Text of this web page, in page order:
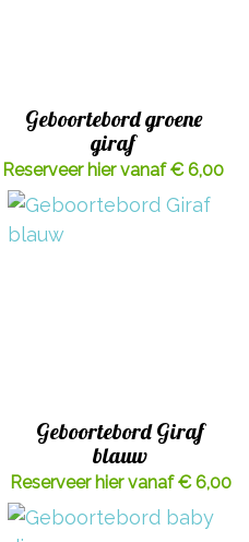
Geboortebord groene
giraf
Reserveer hier vanaf € 6,00
Geboortebord Giraf
blauw
Reserveer hier vanaf € 6,00